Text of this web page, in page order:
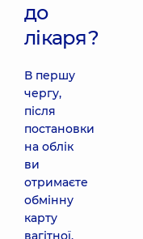
до
лікаря?
В першу
чергу,
після
постановки
на облік
ви
отримаєте
обмінну
карту
вагітної,